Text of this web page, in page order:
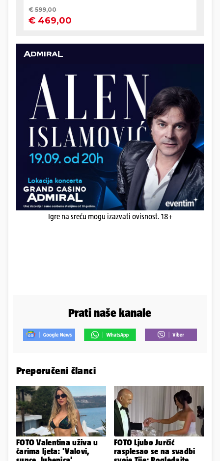
Igre na sreću mogu izazvati ovisnost. 18+
Prati naše kanale
Preporučeni članci
FOTO Valentina uživa u
čarima ljeta: 'Valovi,
FOTO Ljubo Jurčić
rasplesao se na svadbi